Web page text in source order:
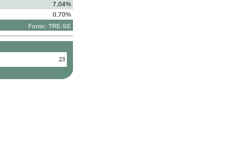
7,04%
0,70%
Fonte: TRE-SE
23